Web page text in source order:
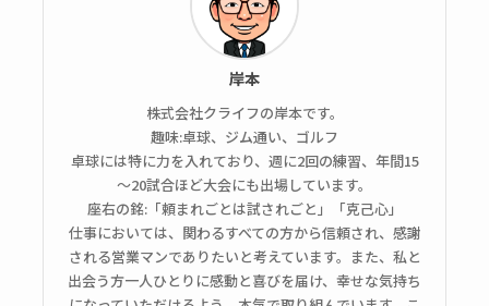
岸本
株式会社クライフの岸本です。
趣味:卓球、ジム通い、ゴルフ
卓球には特に力を入れており、週に2回の練習、年間15
～20試合ほど大会にも出場しています。
座右の銘:「頼まれごとは試されごと」「克己心」
仕事においては、関わるすべての方から信頼され、感謝
される営業マンでありたいと考えています。また、私と
出会う方一人ひとりに感動と喜びを届け、幸せな気持ち